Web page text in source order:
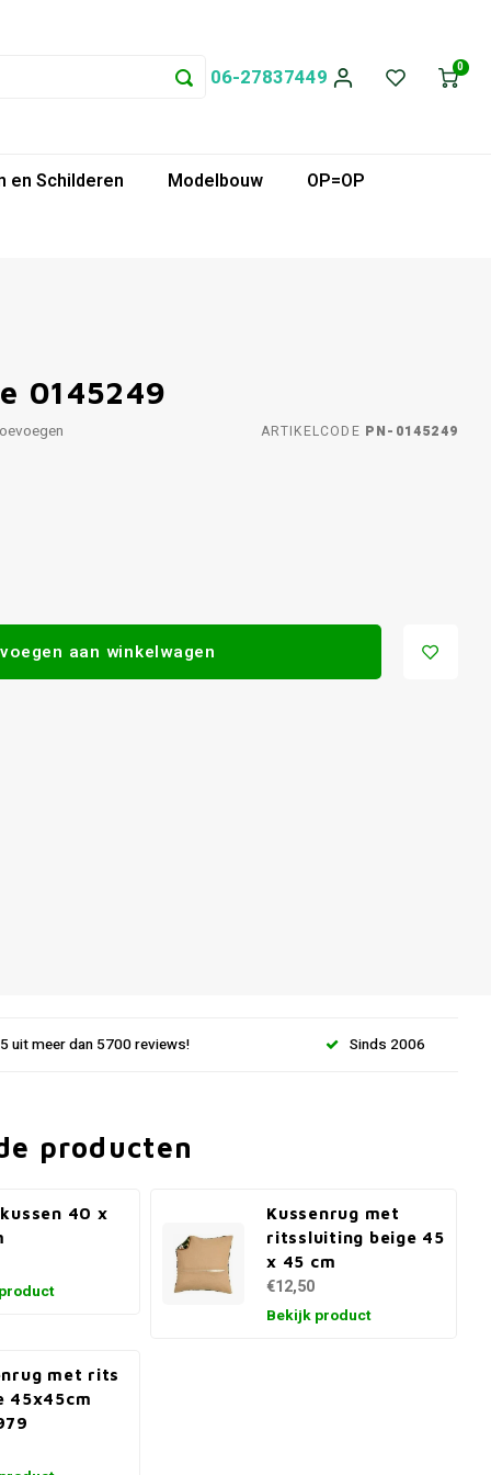
06-27837449 0
en Schilderen Modelbouw
OP=OP
0145249
ARTIKELCODE PN-0145249
aan winkelwagen
uit meer dan 5700 reviews! Sinds 2006
producten
40 x
Kussenrug met
ritssluiting beige 45
x 45 cm
€12,50
Bekijk product
met rits
45x45cm